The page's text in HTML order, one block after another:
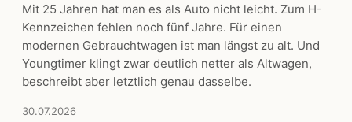
Mit 25 Jahren hat man es als Auto nicht leicht. Zum H-
Kennzeichen fehlen noch fünf Jahre. Für einen
modernen Gebrauchtwagen ist man längst zu alt. Und
Youngtimer klingt zwar deutlich netter als Altwagen,
beschreibt aber letztlich genau dasselbe.
30.07.2026